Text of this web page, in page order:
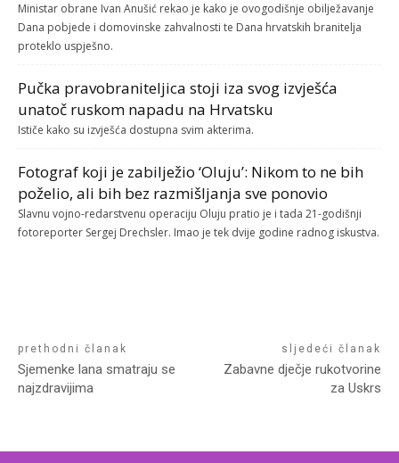
Ministar obrane Ivan Anušić rekao je kako je ovogodišnje obilježavanje
Dana pobjede i domovinske zahvalnosti te Dana hrvatskih branitelja
proteklo uspješno.
Pučka pravobraniteljica stoji iza svog izvješća
unatoč ruskom napadu na Hrvatsku
Ističe kako su izvješća dostupna svim akterima.
Fotograf koji je zabilježio ‘Oluju’: Nikom to ne bih
poželio, ali bih bez razmišljanja sve ponovio
Slavnu vojno-redarstvenu operaciju Oluju pratio je i tada 21-godišnji
fotoreporter Sergej Drechsler. Imao je tek dvije godine radnog iskustva.
prethodni članak
Sjemenke lana smatraju se
najzdravijima
sljedeći članak
Zabavne dječje rukotvorine
za Uskrs